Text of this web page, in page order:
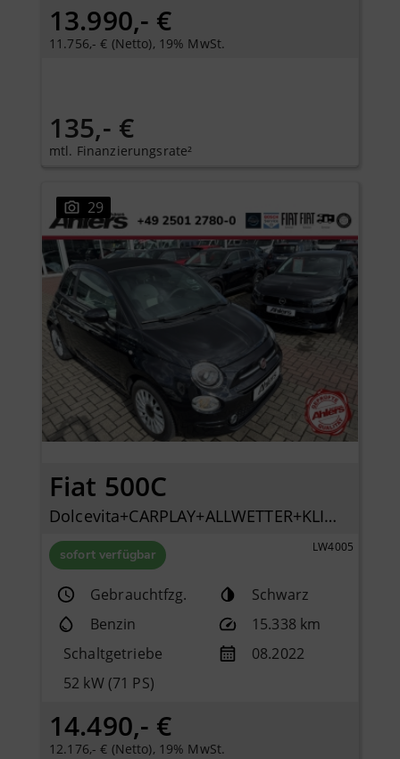
13.990,- €
11.756,- € (Netto), 19% MwSt.
135,- €
mtl. Finanzierungsrate²
29
Fiat 500C
Dolcevita+CARPLAY+ALLWETTER+KLIMA+PDC+LICHTREGENSE
sofort verfügbar LW4005
Gebrauchtfzg.
Schwarz
Benzin
15.338 km
Schaltgetriebe
08.2022
52 kW (71 PS)
14.490,- €
12.176,- € (Netto), 19% MwSt.